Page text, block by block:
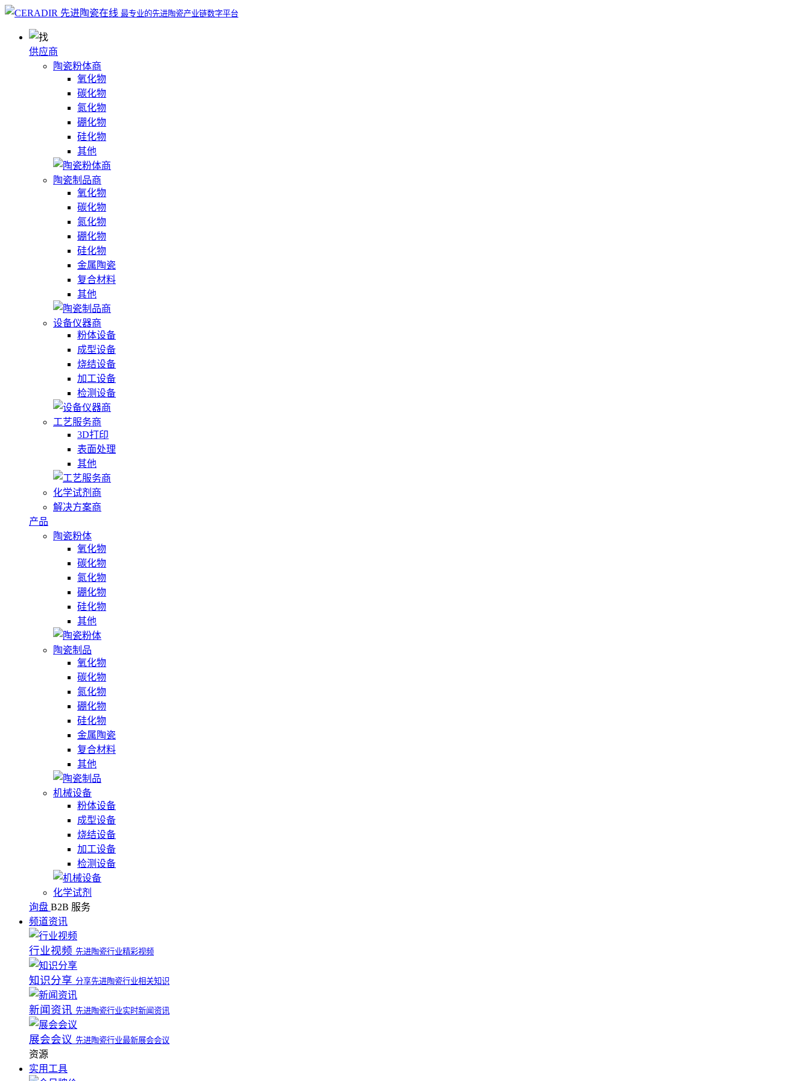
最专业的先进陶瓷产业链数字平台
供应商
陶瓷粉体商
氧化物
碳化物
氮化物
硼化物
硅化物
其他
陶瓷制品商
氧化物
碳化物
氮化物
硼化物
硅化物
金属陶瓷
复合材料
其他
设备仪器商
粉体设备
成型设备
烧结设备
加工设备
检测设备
工艺服务商
3D打印
表面处理
其他
化学试剂商
解决方案商
产品
陶瓷粉体
氧化物
碳化物
氮化物
硼化物
硅化物
其他
陶瓷制品
氧化物
碳化物
氮化物
硼化物
硅化物
金属陶瓷
复合材料
其他
机械设备
粉体设备
成型设备
烧结设备
加工设备
检测设备
化学试剂
询盘 B2B 服务
频道资讯
行业视频 先进陶瓷行业精彩视频
知识分享 分享先进陶瓷行业相关知识
新闻资讯 先进陶瓷行业实时新闻资讯
展会会议 先进陶瓷行业最新展会会议
资源
实用工具